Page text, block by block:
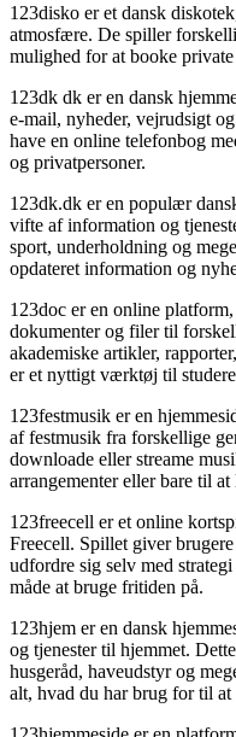
123disko er et dansk
atmosfære. De spiller
mulighed for at booke private
123dk dk er en dansk
e-mail, nyheder, vejrudsigt
have en online telefonbog
og privatpersoner.
123dk.dk er en populær
vifte af information og
sport, underholdning og
opdateret information og
123doc er en online
dokumenter og filer til
akademiske artikler,
er et nyttigt værktøj til
123festmusik er en
af festmusik fra forskellige
downloade eller streame
arrangementer eller bare til
123freecell er et online
Freecell. Spillet giver
udfordre sig selv med
måde at bruge fritiden på.
123hjem er en dansk
og tjenester til hjemmet.
husgeråd, haveudstyr og
alt, hvad du har brug for til